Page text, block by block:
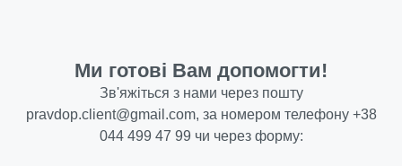
Ми готові Вам допомогти!
Зв'яжіться з нами через пошту
pravdop.client@gmail.com, за номером телефону +38
044 499 47 99 чи через форму: